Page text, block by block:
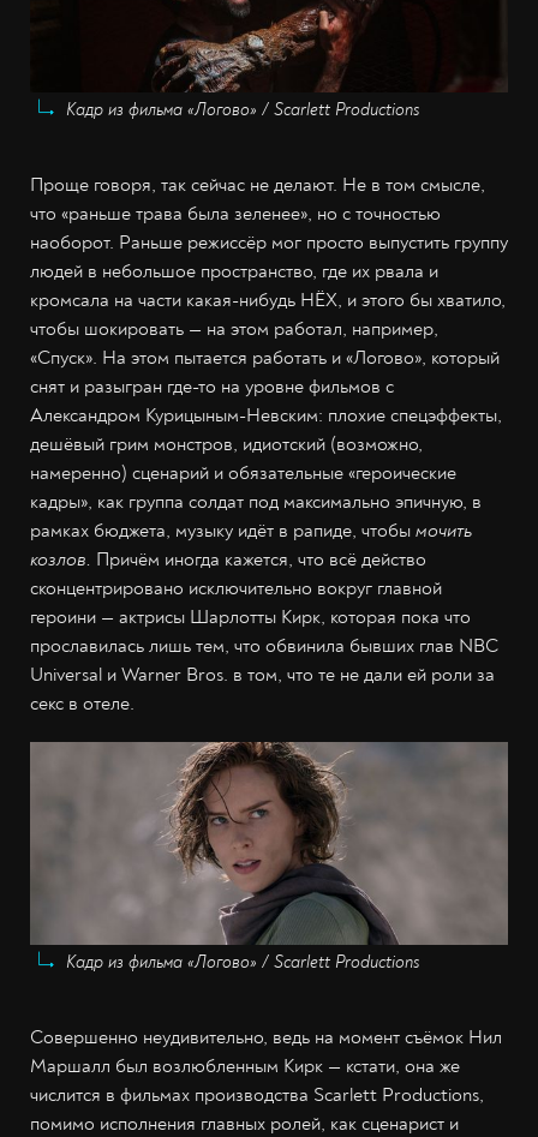
Кадр из фильма «Логово» / Scarlett Productions
Проще говоря, так сейчас не делают. Не в том смысле,
что «раньше трава была зеленее», но с точностью
наоборот. Раньше режиссёр мог просто выпустить группу
людей в небольшое пространство, где их рвала и
кромсала на части какая-нибудь НЁХ, и этого бы хватило,
чтобы шокировать — на этом работал, например,
«Спуск». На этом пытается работать и «Логово», который
снят и разыгран где-то на уровне фильмов с
Александром Курицыным-Невским: плохие спецэффекты,
дешёвый грим монстров, идиотский (возможно,
намеренно) сценарий и обязательные «героические
кадры», как группа солдат под максимально эпичную, в
рамках бюджета, музыку идёт в рапиде, чтобы мочить
козлов. Причём иногда кажется, что всё действо
сконцентрировано исключительно вокруг главной
героини — актрисы Шарлотты Кирк, которая пока что
прославилась лишь тем, что обвинила бывших глав NBC
Universal и Warner Bros. в том, что те не дали ей роли за
секс в отеле.
Кадр из фильма «Логово» / Scarlett Productions
Совершенно неудивительно, ведь на момент съёмок Нил
Маршалл был возлюбленным Кирк — кстати, она же
числится в фильмах производства Scarlett Productions,
помимо исполнения главных ролей, как сценарист и